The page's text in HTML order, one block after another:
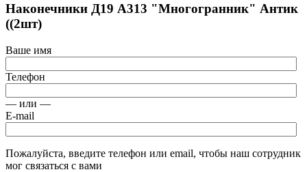
Наконечники Д19 А313 "Многогранник" Антик
((2шт)
Ваше имя
Телефон
— или —
E-mail
Пожалуйста, введите телефон или email, чтобы наш сотрудник
мог связаться с вами